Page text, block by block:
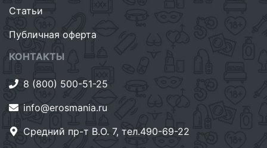
Статьи
Публичная оферта
КОНТАКТЫ
8 (800) 500-51-25
info@erosmania.ru
Средний пр-т В.О. 7, тел.490-69-22